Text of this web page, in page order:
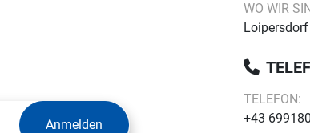
Anmelden
WO WIR
TELEFON:
+43